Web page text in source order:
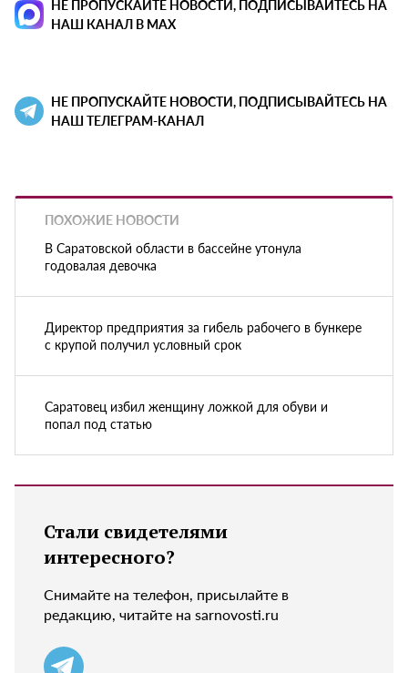
НЕ ПРОПУСКАЙТЕ НОВОСТИ, ПОДПИСЫВАЙТЕСЬ НА
НАШ КАНАЛ В MAX
НЕ ПРОПУСКАЙТЕ НОВОСТИ, ПОДПИСЫВАЙТЕСЬ НА
НАШ ТЕЛЕГРАМ-КАНАЛ
ПОХОЖИЕ НОВОСТИ
В Саратовской области в бассейне утонула
годовалая девочка
Директор предприятия за гибель рабочего в бункере
с крупой получил условный срок
Саратовец избил женщину ложкой для обуви и
попал под статью
Стали свидетелями
интересного?
Снимайте на телефон, присылайте в
редакцию, читайте на sarnovosti.ru